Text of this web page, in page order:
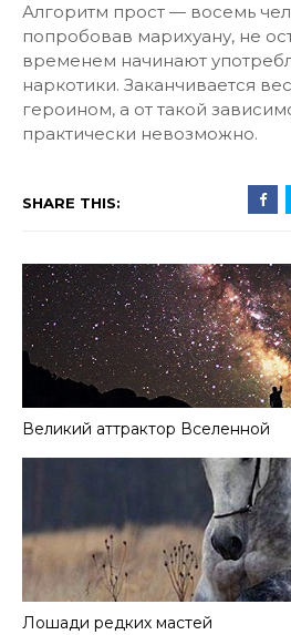
Алгоритм прост — восемь
попробовав марихуану, не
временем начинают
наркотики. Заканчивается
героином, а от такой
практически невозможно.
SHARE THIS:
Великий аттрактор Вселенной
Лошади редких мастей